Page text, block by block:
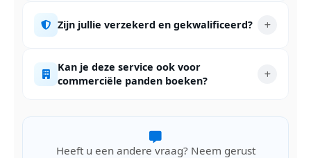
Zijn jullie verzekerd en gekwalificeerd?
Kan je deze service ook voor
commerciële panden boeken?
Heeft u een andere vraag? Neem gerust